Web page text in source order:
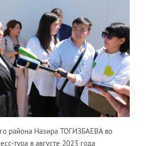
района Назира ТОГИЗБАЕВА во
тура в августе 2023 года